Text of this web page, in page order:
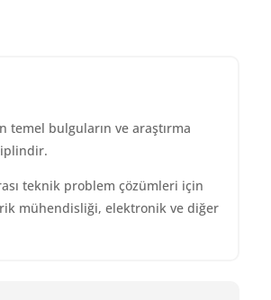
bulguların ve araştırma
teknik problem çözümleri için
mühendisliği, elektronik ve diğer